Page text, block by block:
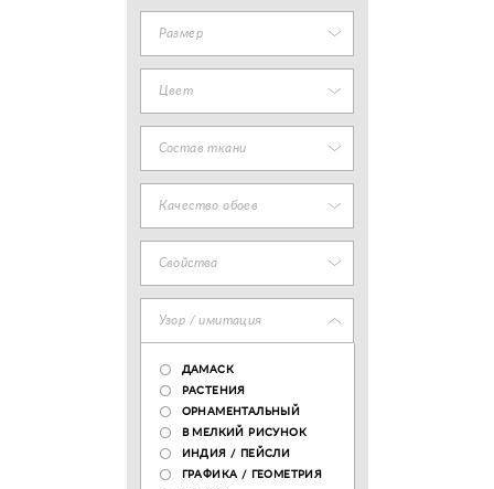
Размер
Цвет
Состав ткани
Качество обоев
Свойства
Узор / имитация
ДАМАСК
РАСТЕНИЯ
ОРНАМЕНТАЛЬНЫЙ
В МЕЛКИЙ РИСУНОК
ИНДИЯ / ПЕЙСЛИ
ГРАФИКА / ГЕОМЕТРИЯ